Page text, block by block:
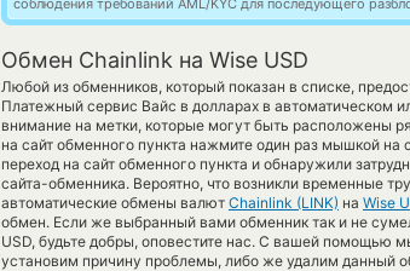
соблюдения требований AML/KYC для последующего
Обмен Chainlink на Wise USD
Любой из обменников, который показан в списке,
Платежный сервис Вайс в долларах в автоматическом
внимание на метки, которые могут быть расположены
на сайт обменного пункта нажмите один раз мышкой
переход на сайт обменного пункта и обнаружили
сайта-обменника. Вероятно, что возникли временные
автоматические обмены валют Chainlink (LINK) на Wise
обмен. Если же выбранный вами обменник так и не
USD, будьте добры, оповестите нас. С вашей
установим причину проблемы, либо же удалим данный